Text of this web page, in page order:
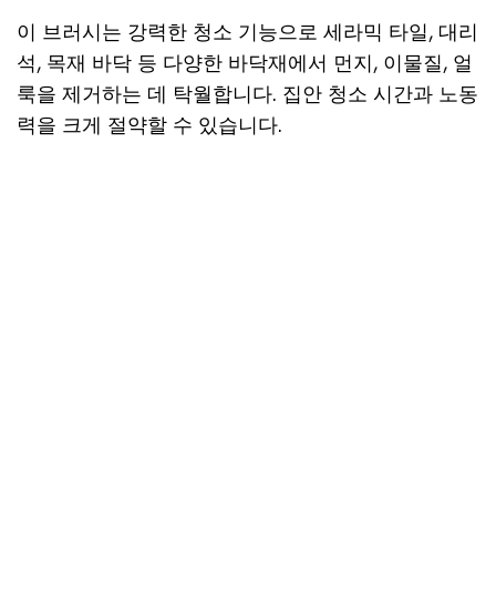
이 브러시는 강력한 청소 기능으로 세라믹 타일, 대리
석, 목재 바닥 등 다양한 바닥재에서 먼지, 이물질, 얼
룩을 제거하는 데 탁월합니다. 집안 청소 시간과 노동
력을 크게 절약할 수 있습니다.